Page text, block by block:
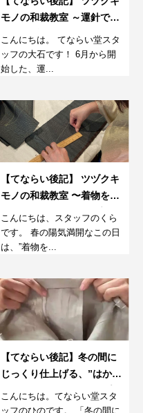
モノの和裁教室 ～運針でつ
くるあずま袋～7月
こんにちは。 てならい堂スタ
ッフの大石です！ 6月から開
始した、運...
【てならい後記】 ツヅクキ
モノの和裁教室 〜着物をほ
どいてワンピースを仕立て
るワークショップ～②
こんにちは、スタッフのくら
です。 春の陽気満開なこの日
は、”着物を...
【てならい後記】冬の間に
じっくり仕上げる、”はか
ま”づくりワークショップ＠
オンライン＜3回目＞
こんにちは。てならい堂スタ
ッフのひのです。 「冬の間に